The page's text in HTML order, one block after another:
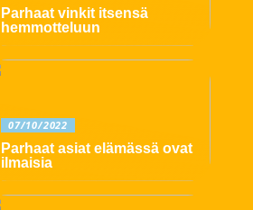
Parhaat vinkit itsensä
hemmotteluun
07/10/2022
Parhaat asiat elämässä ovat
ilmaisia